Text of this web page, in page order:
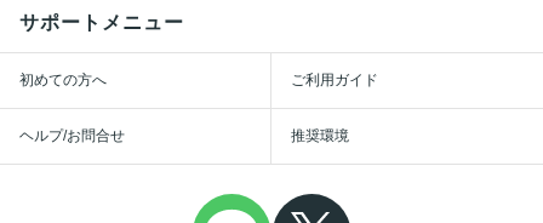
サポートメニュー
初めての方へ ご利用ガイド
ヘルプ/お問合せ 推奨環境